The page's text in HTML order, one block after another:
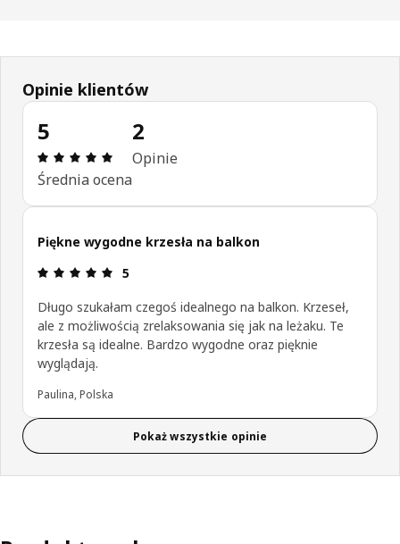
Opinie klientów
5
Opinia: 5 na 5 gwiazdki. Recenzje ogółem: 2
Średnia ocena
2
Opinie
Piękne wygodne krzesła na balkon
Opinia: 5 na 5 gwiazdki.
5
Długo szukałam czegoś idealnego na balkon. Krzeseł,
ale z możliwością zrelaksowania się jak na leżaku. Te
krzesła są idealne. Bardzo wygodne oraz pięknie
wyglądają.
Paulina, Polska
Pokaż wszystkie opinie